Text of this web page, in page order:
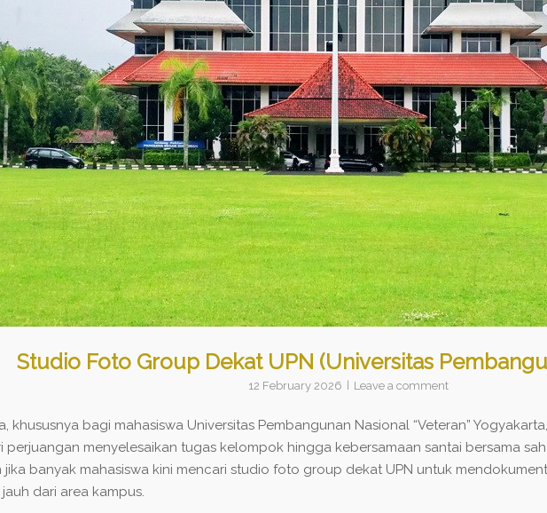
Studio Foto Group Dekat UPN (Universitas
12 February 2026 Leave a comment
khususnya bagi mahasiswa Universitas Pembangunan Nasional “Veteran”
perjuangan menyelesaikan tugas kelompok hingga kebersamaan santai bersama
banyak mahasiswa kini mencari studio foto group dekat UPN untuk
dari area kampus.